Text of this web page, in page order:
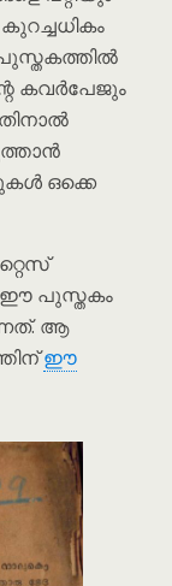
കവർപേജും
ഒക്കെ
ഈ പുസ്തകം
ആ
ഈ